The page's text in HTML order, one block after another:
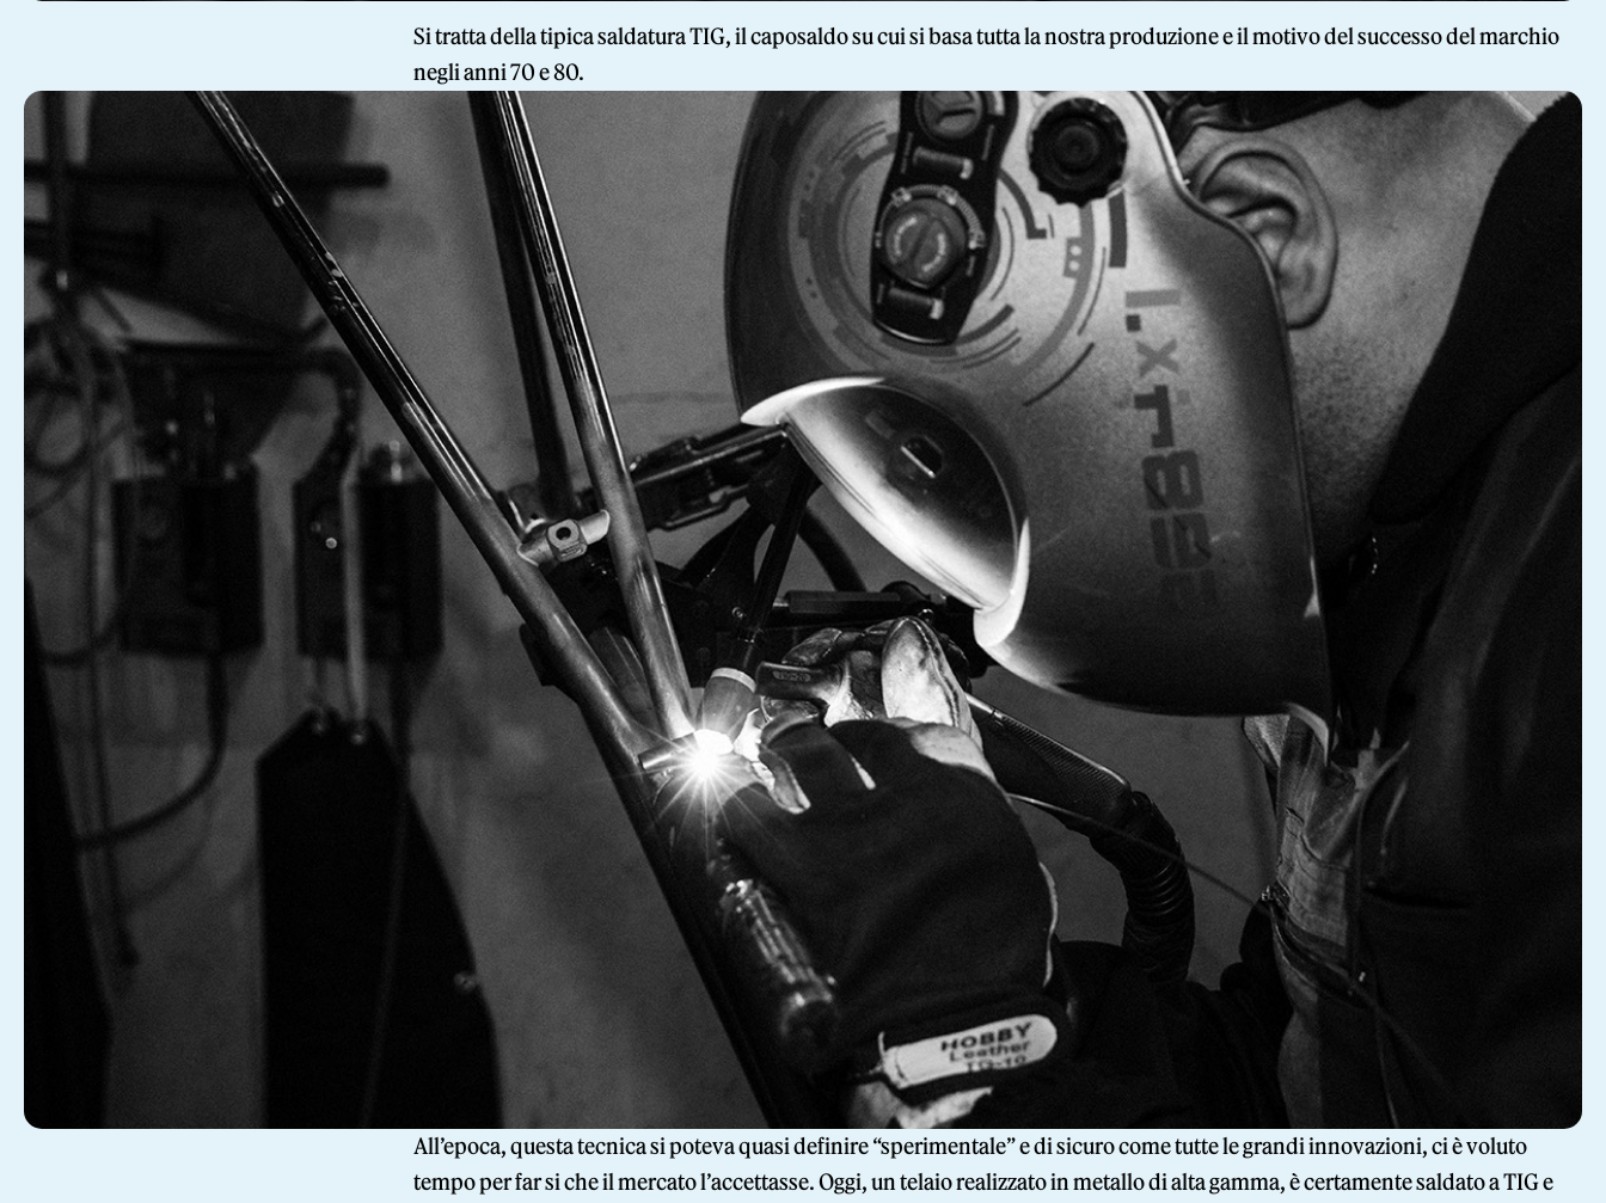
Si tratta della tipica saldatura TIG, il caposaldo su cui si basa tutta la nostra produzione e il motivo del successo del marchio
negli anni 70 e 80.
All’epoca, questa tecnica si poteva quasi definire “sperimentale” e di sicuro come tutte le grandi innovazioni, ci è voluto
tempo per far si che il mercato l’accettasse. Oggi, un telaio realizzato in metallo di alta gamma, è certamente saldato a TIG e